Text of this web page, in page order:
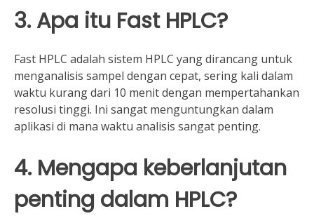
3. Apa itu Fast HPLC?
Fast HPLC adalah sistem HPLC yang dirancang untuk
menganalisis sampel dengan cepat, sering kali dalam
waktu kurang dari 10 menit dengan mempertahankan
resolusi tinggi. Ini sangat menguntungkan dalam
aplikasi di mana waktu analisis sangat penting.
4. Mengapa keberlanjutan
penting dalam HPLC?